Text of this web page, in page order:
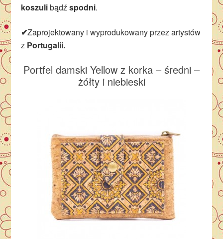
koszulibądźspodni.
✔Zaprojektowany i wyprodukowany przez artystów
z Portugalii.
Portfel damski Yellow z korka – średni –
żółty i niebieski